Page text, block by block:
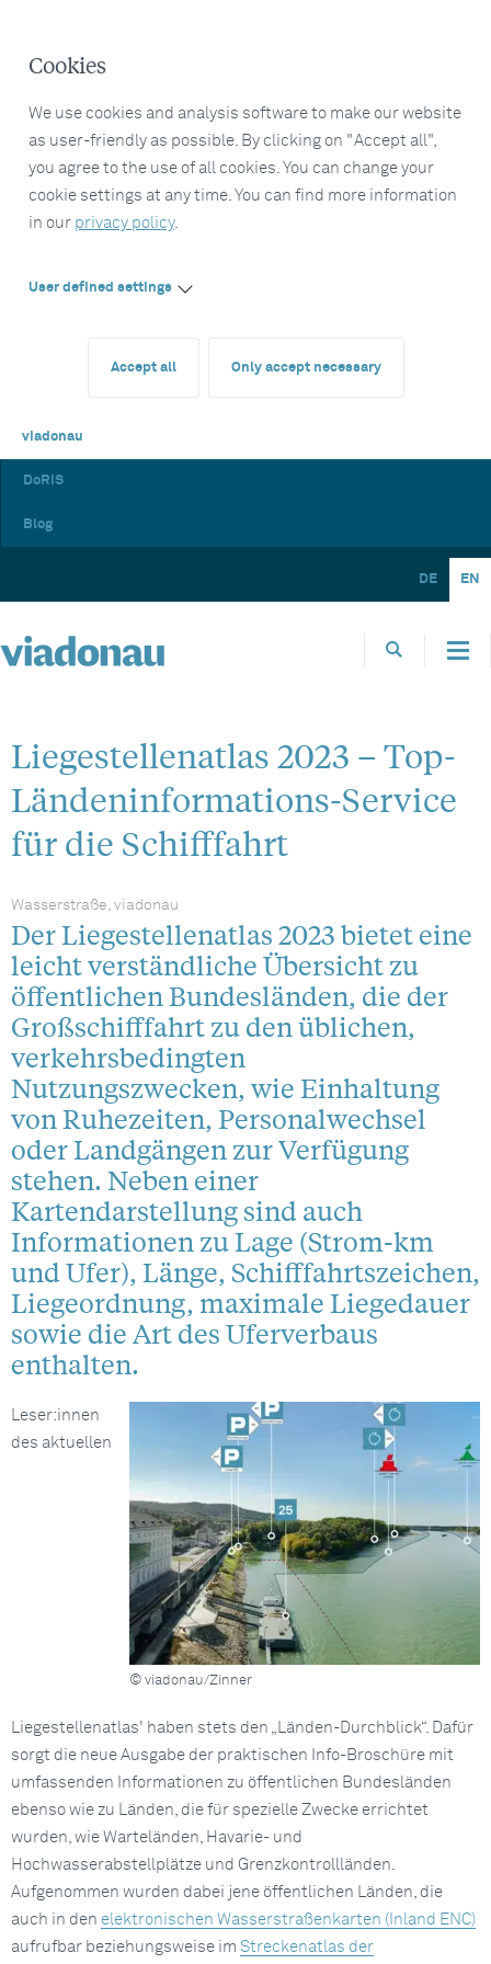
Cookies
We use cookies and analysis software to make our website
as user-friendly as possible. By clicking on "Accept all",
you agree to the use of all cookies. You can change your
cookie settings at any time. You can find more information
in our privacy policy.
User defined settings
Accept all Only accept necessary
viadonau
DoRIS
Blog
DE EN
Liegestellenatlas 2023 – Top-
Ländeninformations-Service
für die Schifffahrt
Wasserstraße, viadonau
Der Liegestellenatlas 2023 bietet eine
leicht verständliche Übersicht zu
öffentlichen Bundesländen, die der
Großschifffahrt zu den üblichen,
verkehrsbedingten
Nutzungszwecken, wie Einhaltung
von Ruhezeiten, Personalwechsel
oder Landgängen zur Verfügung
stehen. Neben einer
Kartendarstellung sind auch
Informationen zu Lage (Strom-km
und Ufer), Länge, Schifffahrtszeichen,
Liegeordnung, maximale Liegedauer
sowie die Art des Uferverbaus
enthalten.
© viadonau/Zinner
Leser:innen
des aktuellen
Liegestellenatlas' haben stets den „Länden-Durchblick“. Dafür
sorgt die neue Ausgabe der praktischen Info-Broschüre mit
umfassenden Informationen zu öffentlichen Bundesländen
ebenso wie zu Länden, die für spezielle Zwecke errichtet
wurden, wie Warteländen, Havarie- und
Hochwasserabstellplätze und Grenzkontrollländen.
Aufgenommen wurden dabei jene öffentlichen Länden, die
auch in den elektronischen Wasserstraßenkarten (Inland ENC)
aufrufbar beziehungsweise im Streckenatlas der